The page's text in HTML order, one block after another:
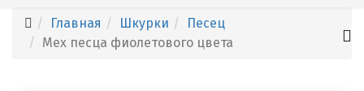
Главная Шкурки
Песец
Мех песца фиолетового цвета